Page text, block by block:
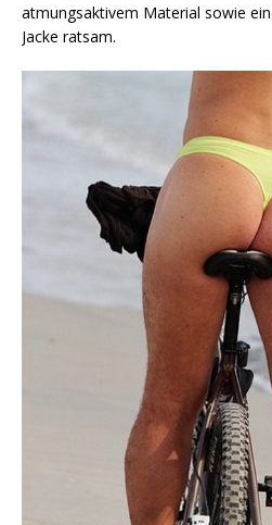
atmungsaktivem Material sowie
Jacke ratsam.